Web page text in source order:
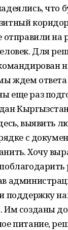
что
на
Для
ждем ответа
еще раз
выявить
с
Хочу
поддержку
Им созданы
питание,